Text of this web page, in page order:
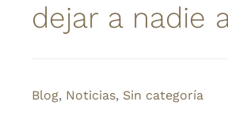
Servicios
dejar a nadie
Blog, Noticias, Sin categoría